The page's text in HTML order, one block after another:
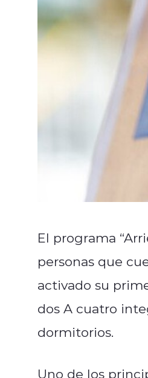
El programa
personas que
activado su
dos A cuatro
dormitorios.
Uno de los